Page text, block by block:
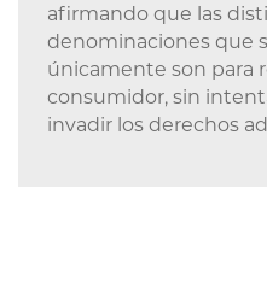
afirmando que las
denominaciones que
únicamente son para
consumidor, sin
invadir los derechos